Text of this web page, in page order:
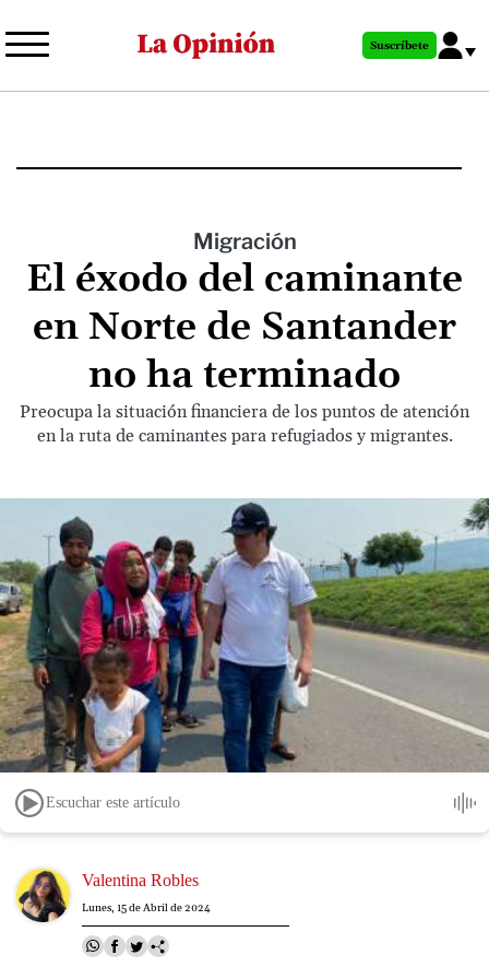
al
principal
Suscríbete
Migración
El éxodo del caminante
en Norte de Santander
no ha terminado
Preocupa la situación financiera de los puntos de atención
en la ruta de caminantes para refugiados y migrantes.
Escuchar este artículo
Image Valentina Robles
Lunes, 15 de Abril de 2024